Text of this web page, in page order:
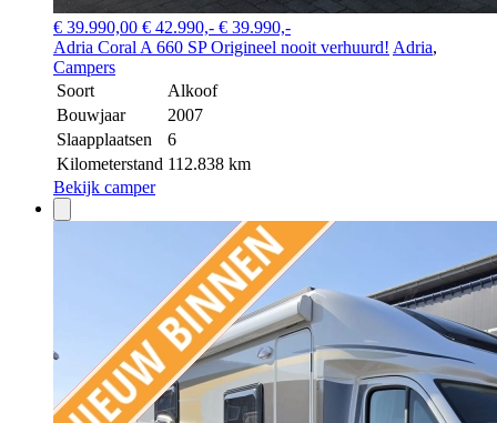
€ 39.990,00 € 42.990,- € 39.990,-
Adria Coral A 660 SP Origineel nooit verhuurd! Adria,
Campers
Soort
Alkoof
Bouwjaar
2007
Slaapplaatsen
6
Kilometerstand 112.838 km
Bekijk camper